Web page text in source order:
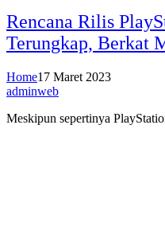
Rencana Rilis
Terungkap, Berkat
Home17 Maret 2023
adminweb
Meskipun sepertinya